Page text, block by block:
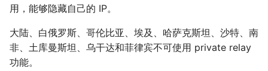
用，能够隐藏自己的 IP。
大陆、白俄罗斯、哥伦比亚、埃及、哈萨克斯坦、沙特、南
非、土库曼斯坦、乌干达和菲律宾不可使用 private relay
功能。